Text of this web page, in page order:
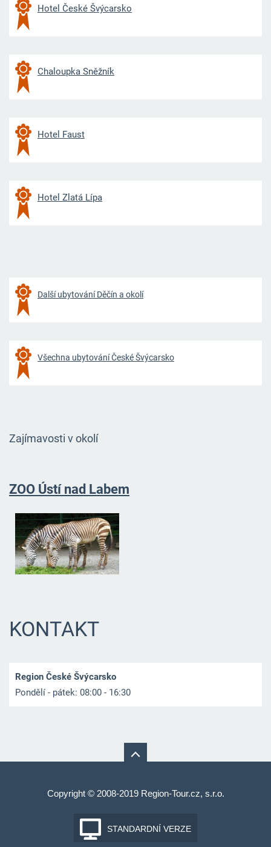
Hotel České Švýcarsko
Chaloupka Sněžník
Hotel Faust
Hotel Zlatá Lípa
Další ubytování Děčín a okolí
Všechna ubytování České Švýcarsko
Zajímavosti v okolí
ZOO Ústí nad Labem
KONTAKT
Region České Švýcarsko
Pondělí - pátek: 08:00 - 16:30
Copyright © 2008-2019 Region-Tour.cz, s.r.o.
STANDARDNÍ VERZE